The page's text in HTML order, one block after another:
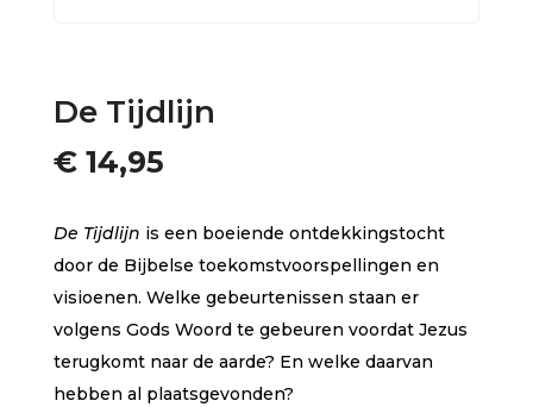
De Tijdlijn
€14,95
De Tijdlijn is een boeiende ontdekkingstocht
door de Bijbelse toekomstvoorspellingen en
visioenen. Welke gebeurtenissen staan er
volgens Gods Woord te gebeuren voordat Jezus
terugkomt naar de aarde? En welke daarvan
hebben al plaatsgevonden?